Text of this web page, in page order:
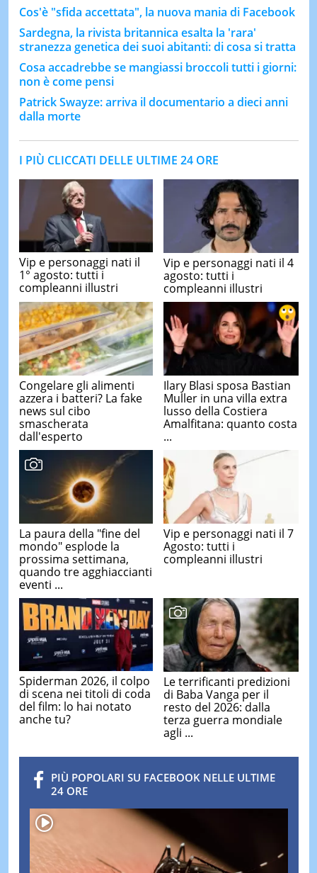
Cos'è "sfida accettata", la nuova mania di Facebook
Sardegna, la rivista britannica esalta la 'rara'
stranezza genetica dei suoi abitanti: di cosa si tratta
Cosa accadrebbe se mangiassi broccoli tutti i giorni:
non è come pensi
Patrick Swayze: arriva il documentario a dieci anni
dalla morte
I PIÙ CLICCATI DELLE ULTIME 24 ORE
Vip e personaggi nati il
1° agosto: tutti i
compleanni illustri
Vip e personaggi nati il 4
agosto: tutti i
compleanni illustri
Congelare gli alimenti
azzera i batteri? La fake
news sul cibo
smascherata
dall'esperto
Ilary Blasi sposa Bastian
Muller in una villa extra
lusso della Costiera
Amalfitana: quanto costa
...
La paura della "fine del
mondo" esplode la
prossima settimana,
quando tre agghiaccianti
eventi ...
Vip e personaggi nati il 7
Agosto: tutti i
compleanni illustri
Spiderman 2026, il colpo
di scena nei titoli di coda
del film: lo hai notato
anche tu?
Le terrificanti predizioni
di Baba Vanga per il
resto del 2026: dalla
terza guerra mondiale
agli ...
PIÙ POPOLARI SU FACEBOOK NELLE ULTIME
24 ORE